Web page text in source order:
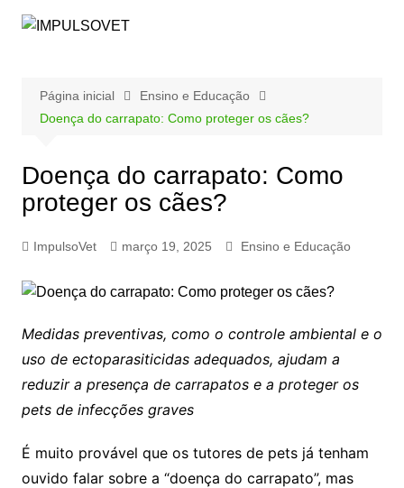
para
Página inicial
Ensino e Educação
Doença do carrapato: Como proteger os cães?
Doença do carrapato: Como
proteger os cães?
ImpulsoVet março 19, 2025 Ensino e Educação
Medidas preventivas, como o controle ambiental e o
uso de ectoparasiticidas adequados, ajudam a
reduzir a presença de carrapatos e a proteger os
pets de infecções graves
É muito provável que os tutores de pets já tenham
ouvido falar sobre a “doença do carrapato”, mas